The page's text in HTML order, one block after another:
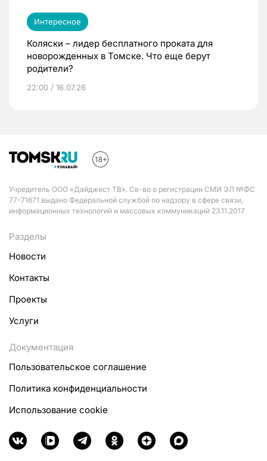
Интересное
Коляски – лидер бесплатного проката для
новорожденных в Томске. Что еще берут
родители?
22:00 / 16.07.26
Учредитель ООО «Дайджест ТВ». Св-во о регистрации СМИ ЭЛ №ФС
77-71671 выдано Федеральной службой по надзору в сфере связи,
информационных технологий и массовых коммуникаций 23.11.2017
Разделы
Новости
Контакты
Проекты
Услуги
Документация
Пользовательское соглашение
Политика конфиденциальности
Использование cookie